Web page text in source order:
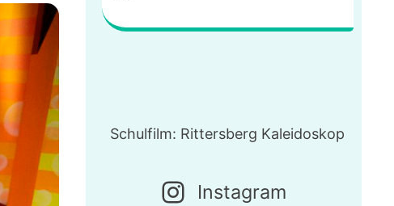
Schulfilm: Rittersberg Kaleidoskop
Instagram